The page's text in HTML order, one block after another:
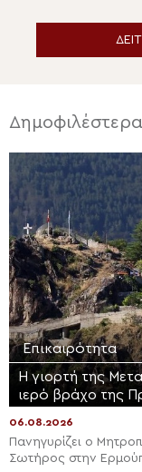
Επικαιρότητα
Η γιορτή της
ιερό βράχο της
06.08.2026
Πανηγυρίζει ο
Σωτήρος στην